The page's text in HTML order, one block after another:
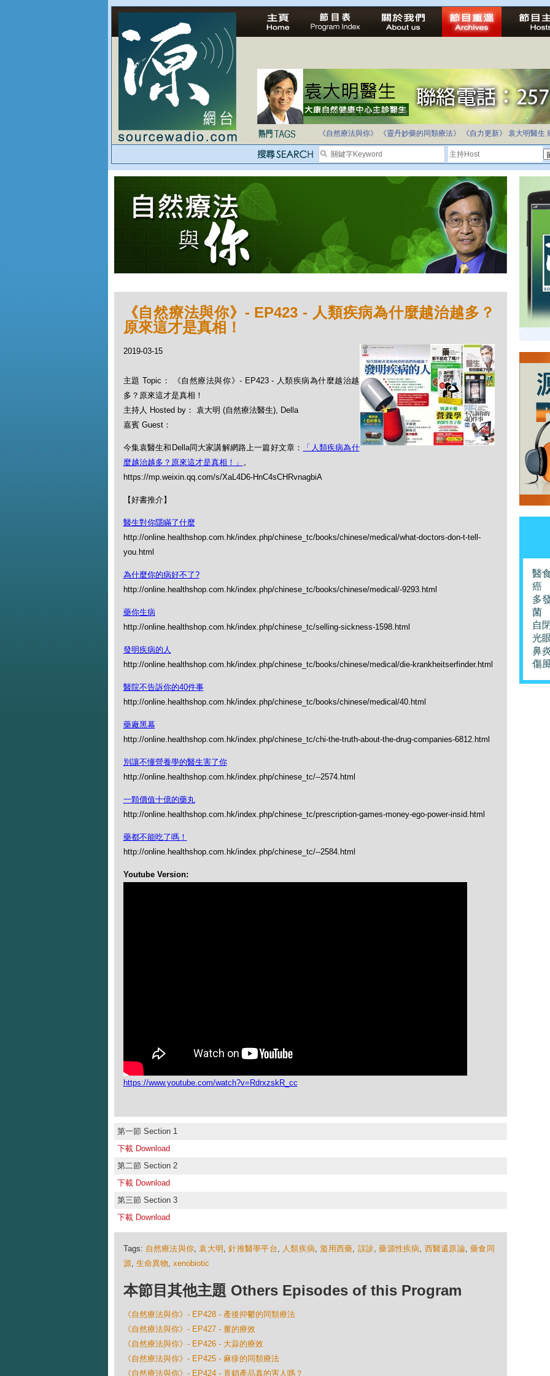
法治社會並不等同公正社會
自家教育合法化-推動多元化教育，全民學卷制
《自然療法與你》
《靈丹妙藥的同類療法》 《自力更新》 袁大明醫生
《自然療法與你》- EP423 - 人類疾病為什麼越治越多？
原來這才是真相！
2019-03-15
主題 Topic： 《自然療法與你》- EP423 - 人類疾病為什麼越治越
多？原來這才是真相！
主持人 Hosted by： 袁大明 (自然療法醫生), Della
嘉賓 Guest：
今集袁醫生和Della同大家講解網路上一篇好文章：
「人類疾病為什
麼越治越多？原來這才是真相！」 。
https://mp.weixin.qq.com/s/XaL4D6-HnC4sCHRvnagbiA
【好書推介】
醫生對你隱瞞了什麼
http://online.healthshop.com.hk/index.php/chinese_tc/books/chinese/medical/what-doctors-don-t-tell-
you.html
為什麼你的病好不了?
http://online.healthshop.com.hk/index.php/chinese_tc/books/chinese/medical/-9293.html
藥你生病
http://online.healthshop.com.hk/index.php/chinese_tc/selling-sickness-1598.html
發明疾病的人
http://online.healthshop.com.hk/index.php/chinese_tc/books/chinese/medical/die-krankheitserfinder.html
醫院不告訴你的40件事
http://online.healthshop.com.hk/index.php/chinese_tc/books/chinese/medical/40.html
藥廠黑幕
http://online.healthshop.com.hk/index.php/chinese_tc/chi-the-truth-about-the-drug-companies-6812.html
別讓不懂營養學的醫生害了你
http://online.healthshop.com.hk/index.php/chinese_tc/--2574.html
一顆價值十億的藥丸
http://online.healthshop.com.hk/index.php/chinese_tc/prescription-games-money-ego-power-insid.html
藥都不能吃了嗎！
http://online.healthshop.com.hk/index.php/chinese_tc/--2584.html
Youtube Version:
https://www.youtube.com/watch?v=RdrxzskR_cc
第一節 Section 1
下載 Download
第二節 Section 2
下載 Download
第三節 Section 3
下載 Download
Tags: 自然療法與你,袁大明 ,針推醫學平台, 人類疾病,濫用西藥, 誤診,藥源性疾病, 西醫還原論,藥食同
源, 生命異物, xenobiotic
本節目其他主題 Others Episodes of this Program
《自然療法與你》- EP428 - 產後抑鬱的同類療法
《自然療法與你》- EP427 - 薑的療效
《自然療法與你》- EP426 - 大蒜的療效
《自然療法與你》- EP425 - 麻疹的同類療法
《自然療法與你》- EP424 - 直銷產品真的害人嗎？
醫
癌
多
菌
自
光
鼻
傷